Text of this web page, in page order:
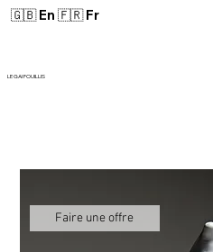
🇬🇧 En 🇫🇷 Fr
LE GAI FOUILLIS
Faire une offre